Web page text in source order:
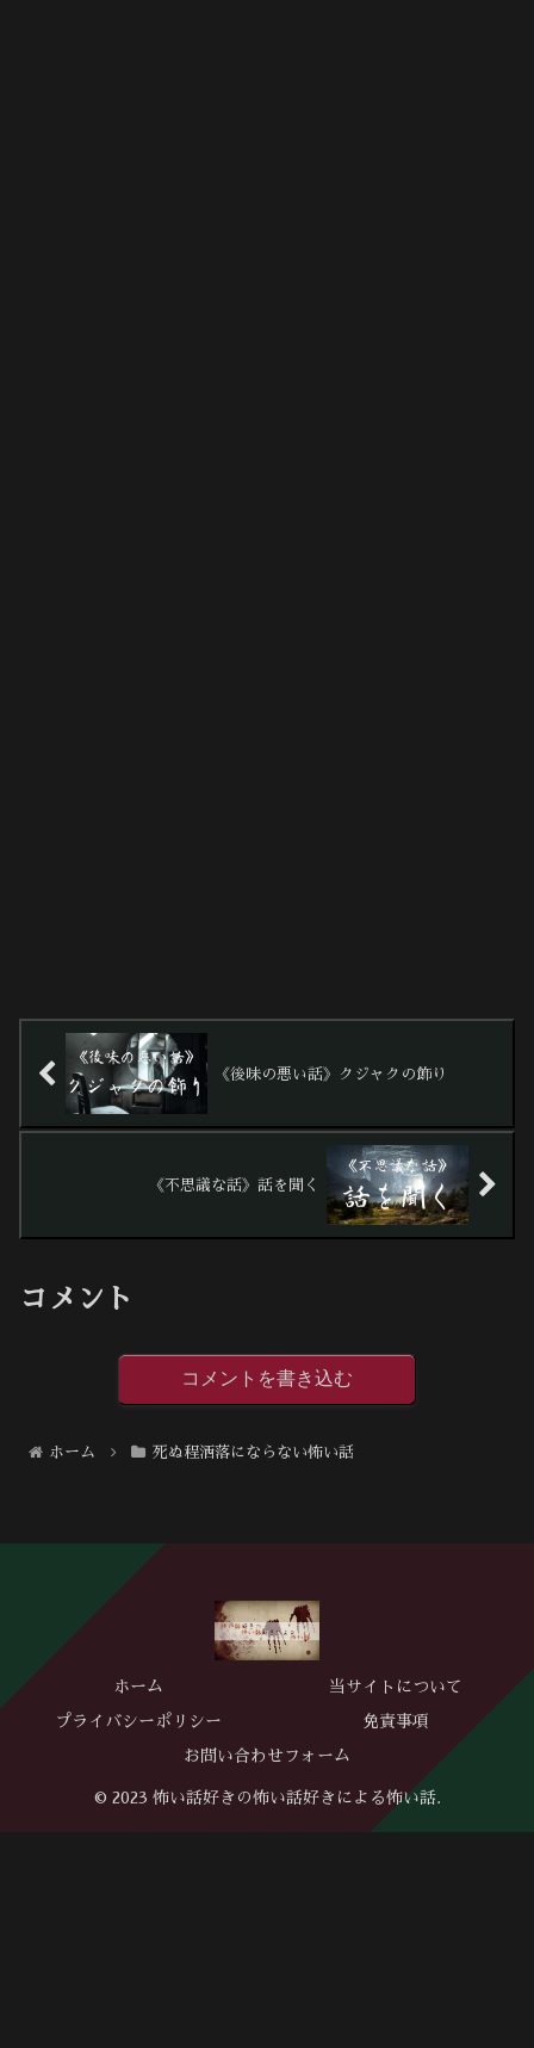
《後味の悪い話》クジャクの飾り
《不思議な話》話を聞く
コメント
コメントを書き込む
ホーム 死ぬ程洒落にならない怖い話
ホーム 当サイトについて
プライバシーポリシー 免責事項
お問い合わせフォーム
© 2023 怖い話好きの怖い話好きによる怖い話.